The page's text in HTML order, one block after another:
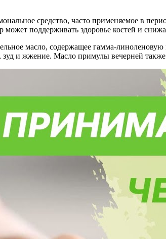
средство, часто применяемое в
поддерживать здоровье костей и
масло, содержащее гамма-
и жжение. Масло примулы вечерней